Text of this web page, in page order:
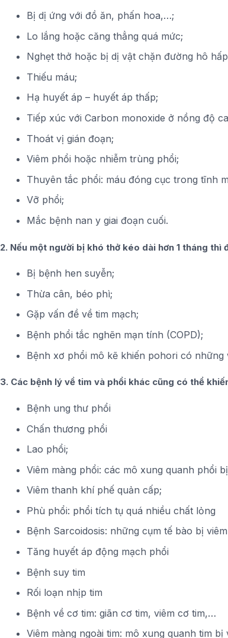
Bị dị ứng với đồ ăn, phấn hoa,…;
Lo lắng hoặc căng thẳng quá mức;
Nghẹt thở hoặc bị dị vật chặn đường hô
Thiếu máu;
Hạ huyết áp – huyết áp thấp;
Tiếp xúc với Carbon monoxide ở nồng độ
Thoát vị gián đoạn;
Viêm phổi hoặc nhiễm trùng phổi;
Thuyên tắc phổi: máu đóng cục trong tĩnh
Vỡ phổi;
Mắc bệnh nan y giai đoạn cuối.
2. Nếu một người bị khó thở kéo dài hơn 1 tháng
Bị bệnh hen suyễn;
Thừa cân, béo phì;
Gặp vấn đề về tim mạch;
Bệnh phổi tắc nghẽn mạn tính (COPD);
Bệnh xơ phổi mô kẽ khiến pohori có những
3. Các bệnh lý về tim và phổi khác cũng có thể
Bệnh ung thư phổi
Chấn thương phổi
Lao phổi;
Viêm màng phổi: các mô xung quanh phổi
Viêm thanh khí phế quản cấp;
Phù phổi: phổi tích tụ quá nhiều chất lỏng
Bệnh Sarcoidosis: những cụm tế bào bị
Tăng huyết áp động mạch phổi
Bệnh suy tim
Rối loạn nhịp tim
Bệnh về cơ tim: giãn cơ tim, viêm cơ tim,…
Viêm màng ngoài tim: mô xung quanh tim bị